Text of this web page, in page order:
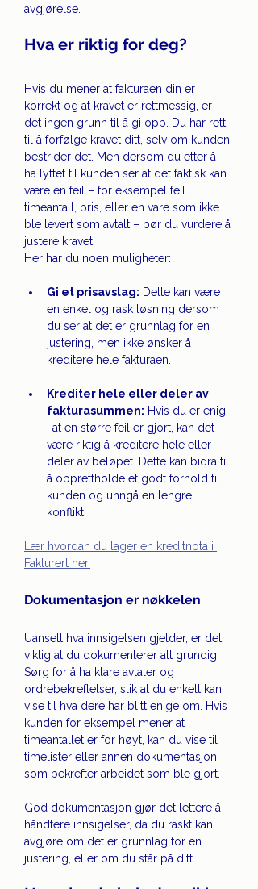
avgjørelse.
Hva er riktig for deg?
Hvis du mener at fakturaen din er
korrekt og at kravet er rettmessig, er
det ingen grunn til å gi opp. Du har rett
til å forfølge kravet ditt, selv om kunden
bestrider det. Men dersom du etter å
ha lyttet til kunden ser at det faktisk kan
være en feil – for eksempel feil
timeantall, pris, eller en vare som ikke
ble levert som avtalt – bør du vurdere å
justere kravet.
Her har du noen muligheter:
Gi et prisavslag: Dette kan være
en enkel og rask løsning dersom
du ser at det er grunnlag for en
justering, men ikke ønsker å
kreditere hele fakturaen.
Krediter hele eller deler av
fakturasummen: Hvis du er enig
i at en større feil er gjort, kan det
være riktig å kreditere hele eller
deler av beløpet. Dette kan bidra til
å opprettholde et godt forhold til
kunden og unngå en lengre
konflikt.
Lær hvordan du lager en kreditnota i
Fakturert her.
Dokumentasjon er nøkkelen
Uansett hva innsigelsen gjelder, er det
viktig at du dokumenterer alt grundig.
Sørg for å ha klare avtaler og
ordrebekreftelser, slik at du enkelt kan
vise til hva dere har blitt enige om. Hvis
kunden for eksempel mener at
timeantallet er for høyt, kan du vise til
timelister eller annen dokumentasjon
som bekrefter arbeidet som ble gjort.
God dokumentasjon gjør det lettere å
håndtere innsigelser, da du raskt kan
avgjøre om det er grunnlag for en
justering, eller om du står på ditt.